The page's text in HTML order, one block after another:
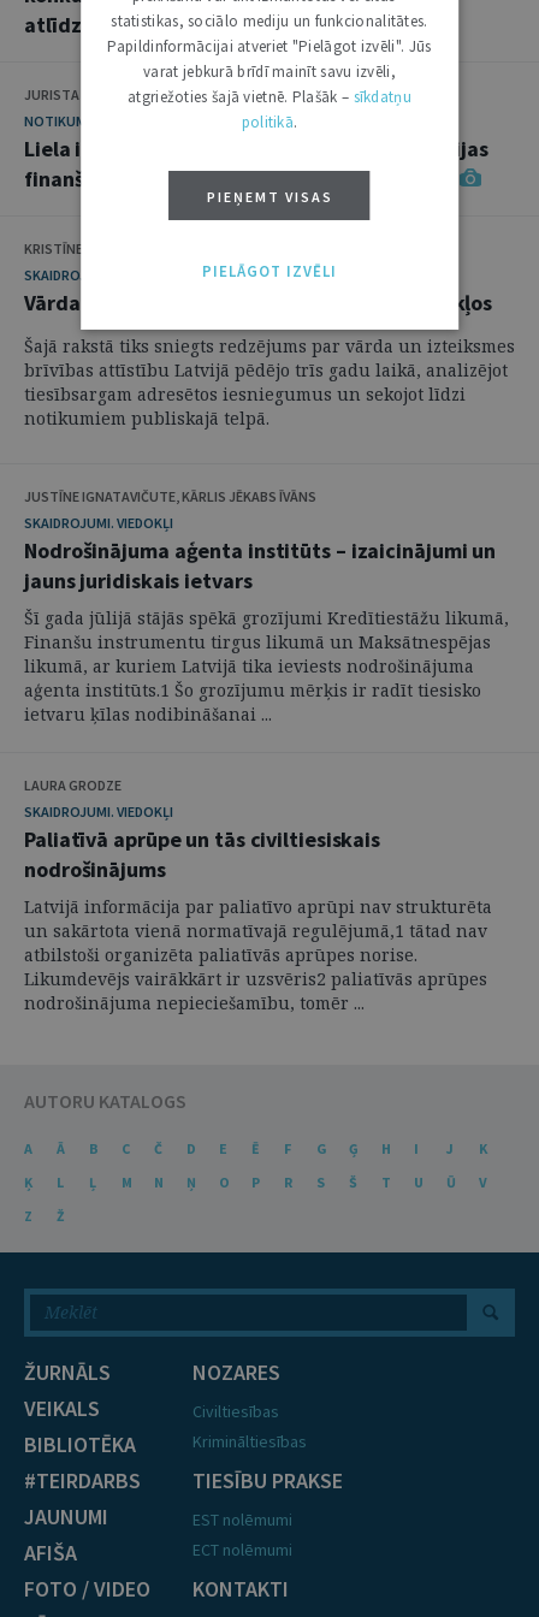
atlīdzināšanu
JURISTA VĀRDS
NOTIKUMS
Liela interese par "Jurista Vārda" rīkoto Latvijas
finanšu sistēmas "kapitālā remonta" analīzi
KRISTĪNE PAKĀRKLE
SKAIDROJUMI. VIEDOKĻI
Vārda un izteiksmes brīvība hibrīdkara apstākļos
Šajā rakstā tiks sniegts redzējums par vārda un izteiksmes
brīvības attīstību Latvijā pēdējo trīs gadu laikā, analizējot
tiesībsargam adresētos iesniegumus un sekojot līdzi
notikumiem publiskajā telpā.
JUSTĪNE IGNATAVIČUTE, KĀRLIS JĒKABS ĪVĀNS
SKAIDROJUMI. VIEDOKĻI
Nodrošinājuma aģenta institūts – izaicinājumi un
jauns juridiskais ietvars
Šī gada jūlijā stājās spēkā grozījumi Kredītiestāžu likumā,
Finanšu instrumentu tirgus likumā un Maksātnespējas
likumā, ar kuriem Latvijā tika ieviests nodrošinājuma
aģenta institūts.1 Šo grozījumu mērķis ir radīt tiesisko
ietvaru ķīlas nodibināšanai ...
LAURA GRODZE
SKAIDROJUMI. VIEDOKĻI
Paliatīvā aprūpe un tās civiltiesiskais
nodrošinājums
Latvijā informācija par paliatīvo aprūpi nav strukturēta
un sakārtota vienā normatīvajā regulējumā,1 tātad nav
atbilstoši organizēta paliatīvās aprūpes norise.
Likumdevējs vairākkārt ir uzsvēris2 paliatīvās aprūpes
nodrošinājuma nepieciešamību, tomēr ...
AUTORU KATALOGS
A Ā B C Č D E Ē F G Ģ H I J
K
Ķ
L Ļ M N Ņ O P R S Š T U Ū
V
Z
Ž
ŽURNĀLS
VEIKALS
BIBLIOTĒKA
#TEIRDARBS
JAUNUMI
AFIŠA
FOTO / VIDEO
NOZARES
Civiltiesības
Krimināltiesības
TIESĪBU PRAKSE
EST nolēmumi
ECT nolēmumi
KONTAKTI
statistikas, sociālo mediju un funkcionalitātes.
Papildinformācijai atveriet "Pielāgot izvēli". Jūs
varat jebkurā brīdī mainīt savu izvēli,
atgriežoties šajā vietnē. Plašāk – sīkdatņu
politikā.
PIEŅEMT VISAS
PIELĀGOT IZVĒLI